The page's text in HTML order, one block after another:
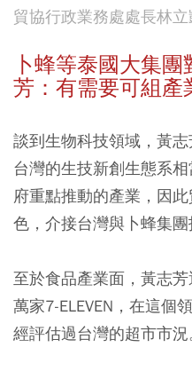
貿協行政業務處處長林立
卜蜂等泰國大集
芳：有需要可組產
談到生物科技領域，黃
台灣的生技新創生態系
府重點推動的產業，因
色，介接台灣與卜蜂集團
至於食品產業面，黃志
萬家7-ELEVEN，在這個
經評估過台灣的超市市況